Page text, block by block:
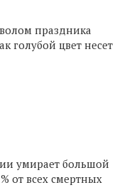
праздника
голубой цвет несет
умирает большой
от всех смертных